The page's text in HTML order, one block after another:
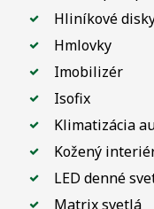
Hliníkové
Hmlovky
Imobilizér
Isofix
Klimatizácia
Kožený
LED denné
Matrix svetlá